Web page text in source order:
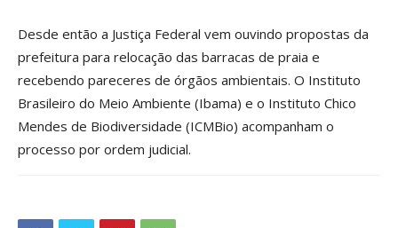
Desde então a Justiça Federal vem ouvindo propostas da
prefeitura para relocação das barracas de praia e
recebendo pareceres de órgãos ambientais. O Instituto
Brasileiro do Meio Ambiente (Ibama) e o Instituto Chico
Mendes de Biodiversidade (ICMBio) acompanham o
processo por ordem judicial.